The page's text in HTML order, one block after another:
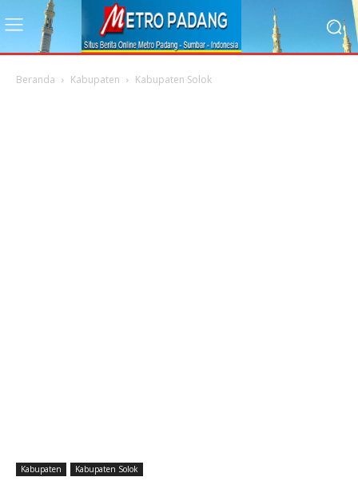
Beranda Kabupaten Kabupaten Solok
Kabupaten Kabupaten Solok